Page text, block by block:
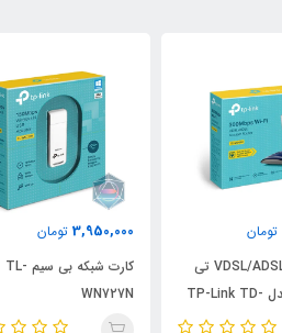
تومان
کارت شبکه بی سیم TL-
3,800,000 تومان
کارت شبکه بی سیم تی پی
لینک مدل TL-WN781ND